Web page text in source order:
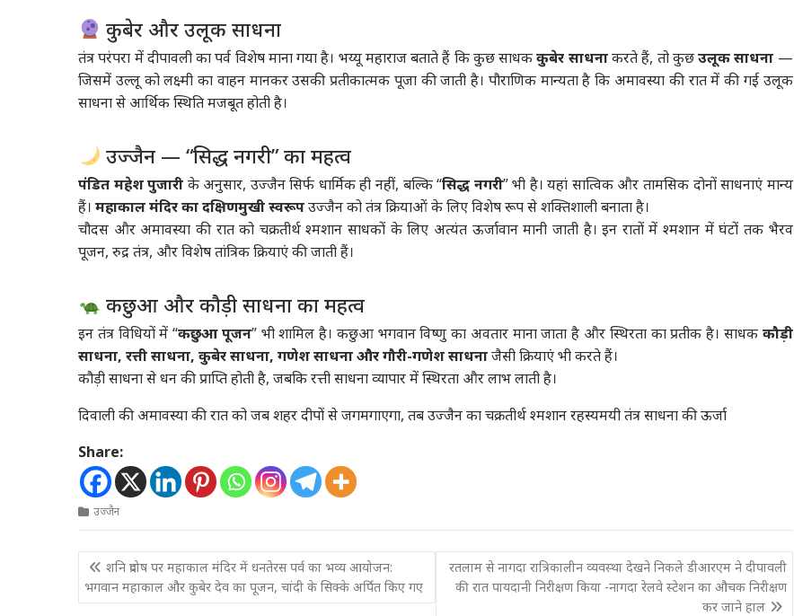
कुबेर और उलूक साधना
तंत्र परंपरा में दीपावली का पर्व विशेष माना गया है। भय्यू महाराज बताते हैं कि कुछ साधककुबेर साधनाकरते हैं, तो कुछउलूक साधना —
जिसमें उल्लू को लक्ष्मी का वाहन मानकर उसकी प्रतीकात्मक पूजा की जाती है। पौराणिक मान्यता है कि अमावस्या की रात में की गई उलूक
साधना से आर्थिक स्थिति मजबूत होती है।
उज्जैन — “सिद्ध नगरी” का महत्व
पंडित महेश पुजारी के अनुसार, उज्जैन सिर्फ धार्मिक ही नहीं, बल्कि “सिद्ध नगरी” भी है। यहां सात्विक और तामसिक दोनों साधनाएं मान्य
हैं। महाकाल मंदिर का दक्षिणमुखी स्वरूपउज्जैन को तंत्र क्रियाओं के लिए विशेष रूप से शक्तिशाली बनाता है।
चौदस और अमावस्या की रात को चक्रतीर्थ श्मशान साधकों के लिए अत्यंत ऊर्जावान मानी जाती है। इन रातों में श्मशान में घंटों तक भैरव
पूजन, रुद्र तंत्र, और विशेष तांत्रिक क्रियाएं की जाती हैं।
कछुआ और कौड़ी साधना का महत्व
इन तंत्र विधियों में “कछुआ पूजन” भी शामिल है। कछुआ भगवान विष्णु का अवतार माना जाता है और स्थिरता का प्रतीक है। साधक कौड़ी
साधना, रत्ती साधना, कुबेर साधना, गणेश साधना और गौरी-गणेश साधनाजैसी क्रियाएं भी करते हैं।
कौड़ी साधना से धन की प्राप्ति होती है, जबकि रत्ती साधना व्यापार में स्थिरता और लाभ लाती है।
दिवाली की अमावस्या की रात को जब शहर दीपों से जगमगाएगा, तब उज्जैन का चक्रतीर्थ श्मशान रहस्यमयी तंत्र साधना की ऊर्जा
Share:
उज्जैन
Post
navigation
शनि प्रदोष पर महाकाल मंदिर में धनतेरस पर्व का भव्य आयोजन:
भगवान महाकाल और कुबेर देव का पूजन, चांदी के सिक्के अर्पित किए गए
रतलाम से नागदा रात्रिकालीन व्यवस्था देखने निकले डीआरएम ने दीपावली
की रात पायदानी निरीक्षण किया -नागदा रेलवे स्टेशन का औचक निरीक्षण
कर जाने हाल